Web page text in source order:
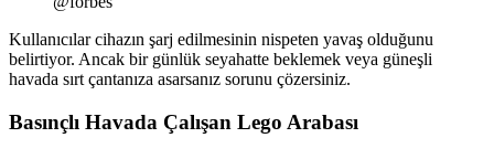
Kullanıcılar cihazın şarj edilmesinin nispeten yavaş olduğunu
belirtiyor. Ancak bir günlük seyahatte beklemek veya güneşli
havada sırt çantanıza asarsanız sorunu çözersiniz.
Basınçlı Havada Çalışan Lego Arabası